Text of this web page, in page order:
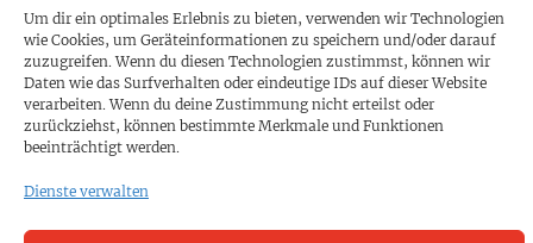
Um dir ein optimales Erlebnis zu bieten, verwenden wir Technologien
wie Cookies, um Geräteinformationen zu speichern und/oder darauf
zuzugreifen. Wenn du diesen Technologien zustimmst, können wir
Daten wie das Surfverhalten oder eindeutige IDs auf dieser Website
verarbeiten. Wenn du deine Zustimmung nicht erteilst oder
zurückziehst, können bestimmte Merkmale und Funktionen
beeinträchtigt werden.
Dienste verwalten
PROKOMPAKT
Impressum
SPENDEN
Datenschutz
KONTAKT